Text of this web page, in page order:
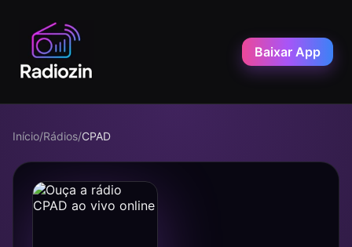
Baixar App
Início/Rádios/CPAD